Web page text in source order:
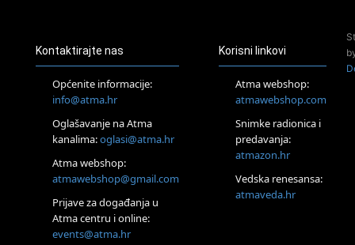
Pjesma srca / Zagreb
Tečaj Višeg Vodstva, razvijanja intuicije i Akaša zapisa
Online
Postanite Nositelj Vibracije Nove Zemlje
Visoko
Alemka Dauskardt – Jednodnevna radionica sistemskih
konstelacija
Zagreb
Kontaktirajte nas
Općenite informacije:
info@atma.hr
Oglašavanje na Atma
kanalima:oglasi@atma.hr
Atma webshop:
atmawebshop@gmail.com
Prijave za događanja u
Atma centru i online:
events@atma.hr
Korisni linkovi
Atma webshop:
atmawebshop.com
Snimke radionica i
predavanja:
atmazon.hr
Vedska renesansa:
atmaveda.hr